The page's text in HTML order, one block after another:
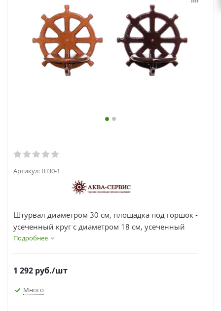
zakaz@topcvetok.ru
Артикул: Ш30-1
Штурвал диаметром 30 см, площадка под горшок -
усеченный круг с диаметром 18 см, усеченный
диаметр 16 см.
Подробнее
1 292 руб./шт
Много